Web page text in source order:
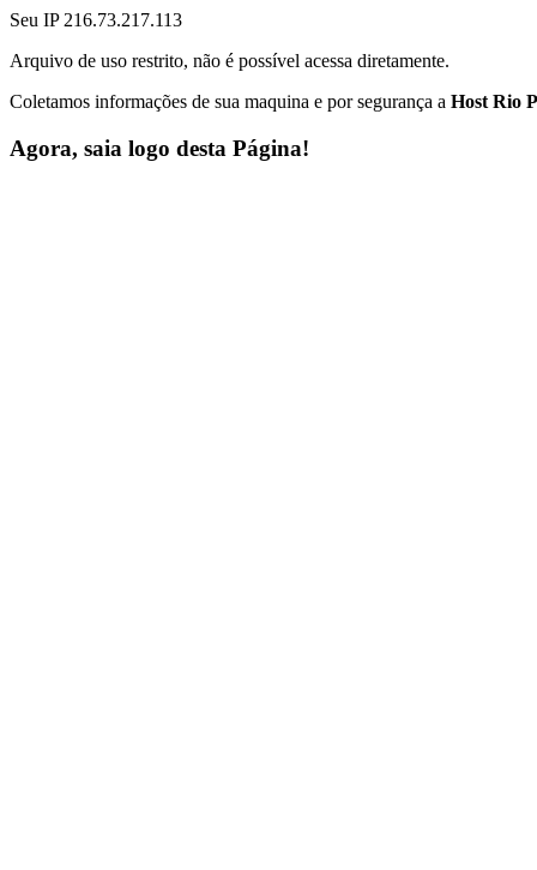
Seu IP 216.73.217.113
Arquivo de uso restrito, não é possível acessa diretamente.
Coletamos informações de sua maquina e por segurança a Host Rio
Agora, saia logo desta Página!